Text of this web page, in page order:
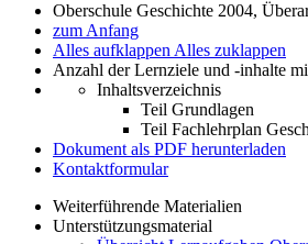
Oberschule Geschichte 2004,
zum Anfang
Alles aufklappen Alles zuklappen
Anzahl der Lernziele und -inhalte
Inhaltsverzeichnis
Teil Grundlagen
Teil Fachlehrplan
Dokument als PDF herunterladen
Kontaktformular
Weiterführende Materialien
Unterstützungsmaterial